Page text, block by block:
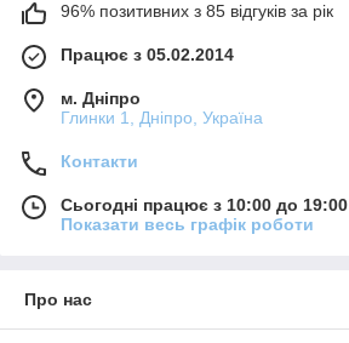
96% позитивних з 85 відгуків за рік
Працює з 05.02.2014
м. Дніпро
Глинки 1, Дніпро, Україна
Контакти
Сьогодні працює з 10:00 до 19:00
Показати весь графік роботи
Про нас